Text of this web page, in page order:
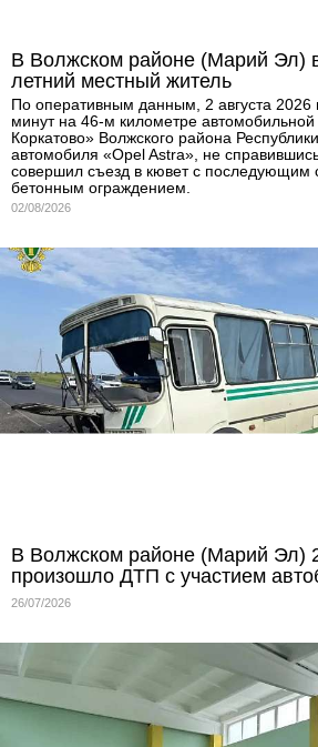
В Волжском районе (Марий Эл)
летний местный житель
По оперативным данным, 2 августа 2026
минут на 46-м километре
Коркатово» Волжского района
автомобиля «Opel Astra», не
совершил съезд в кювет с последующим
бетонным ограждением.
02/08/2026
В Волжском районе (Марий Эл)
произошло ДТП с участием
26/07/2026